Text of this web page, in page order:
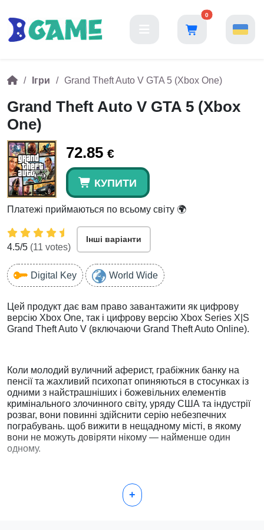
0
Ігри Grand Theft Auto V GTA 5 (Xbox One)
Grand Theft Auto V GTA 5 (Xbox
One)
72.85 €
КУПИТИ
Платежі приймаються по всьому світу 🌍
4.5/5 (11 votes)
Інші варіанти
Digital Key World Wide
Цей продукт дає вам право завантажити як цифрову
версію Xbox One, так і цифрову версію Xbox Series X|S
Grand Theft Auto V (включаючи Grand Theft Auto Online).
Коли молодий вуличний аферист, грабіжник банку на
пенсії та жахливий психопат опиняються в стосунках із
одними з найстрашніших і божевільних елементів
кримінального злочинного світу, уряду США та індустрії
розваг, вони повинні здійснити серію небезпечних
пограбувань. щоб вижити в нещадному місті, в якому
вони не можуть довіряти нікому — найменше один
одному.
Спробуйте GTA Online, динамічний онлайн-всесвіт, що
постійно розвивається, до 30 гравців, де ви можете
+